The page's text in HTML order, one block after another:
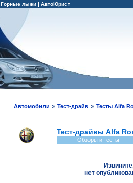
Горные лыжи | АвтоЮрист
Автомобили » Тест-драйв » Тесты Alfa
Тест-драйвы Alfa
Обзоры и тесты
нет